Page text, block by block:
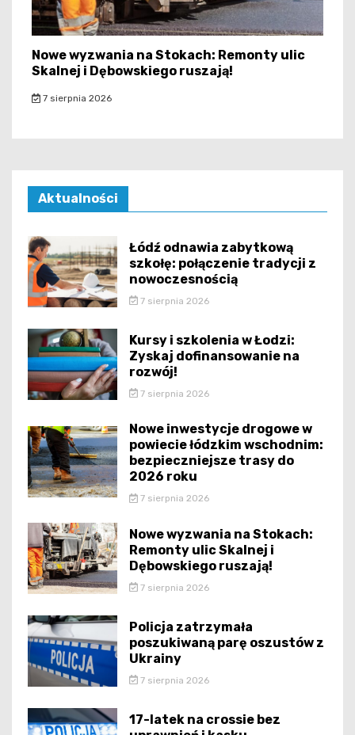
Nowe wyzwania na Stokach: Remonty ulic
Skalnej i Dębowskiego ruszają!
7 sierpnia 2026
Aktualności
Łódź odnawia zabytkową
szkołę: połączenie tradycji z
nowoczesnością
7 sierpnia 2026
Kursy i szkolenia w Łodzi:
Zyskaj dofinansowanie na
rozwój!
7 sierpnia 2026
Nowe inwestycje drogowe w
powiecie łódzkim wschodnim:
bezpieczniejsze trasy do
2026 roku
7 sierpnia 2026
Nowe wyzwania na Stokach:
Remonty ulic Skalnej i
Dębowskiego ruszają!
7 sierpnia 2026
Policja zatrzymała
poszukiwaną parę oszustów z
Ukrainy
7 sierpnia 2026
17-latek na crossie bez